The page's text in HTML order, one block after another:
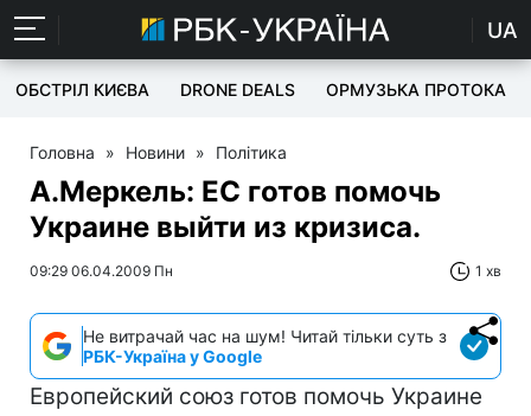
UA
ОБСТРІЛ КИЄВА DRONE DEALS ОРМУЗЬКА ПРОТОКА
Головна » Новини » Політика
А.Меркель: ЕС готов помочь
Украине выйти из кризиса.
09:29 06.04.2009 Пн 1 хв
Не витрачай час на шум! Читай тільки суть з
РБК-Україна у Google
Европейский союз готов помочь Украине